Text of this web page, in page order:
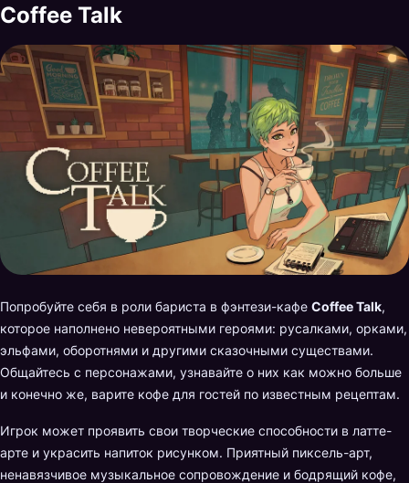
Coffee Talk
Попробуйте себя в роли бариста в фэнтези-кафе Coffee Talk,
которое наполнено невероятными героями: русалками, орками,
эльфами, оборотнями и другими сказочными существами.
Общайтесь с персонажами, узнавайте о них как можно больше
и конечно же, варите кофе для гостей по известным рецептам.
Игрок может проявить свои творческие способности в латте-
арте и украсить напиток рисунком. Приятный пиксель-арт,
ненавязчивое музыкальное сопровождение и бодрящий кофе,